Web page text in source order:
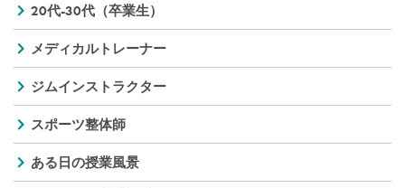
20代-30代（卒業生）
メディカルトレーナー
ジムインストラクター
スポーツ整体師
ある日の授業風景